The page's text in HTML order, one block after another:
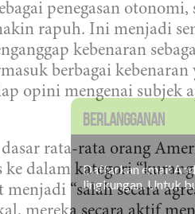
BERLANGGANAN
Daftarkan email
lingkungan. Untuk
penegasan
rapuh. Ini menjadi
kebenaran
berbagai kebenaran
opini mengenai subjek
rata-rata orang
dalam kategori
“salah secara